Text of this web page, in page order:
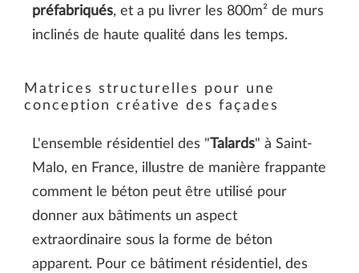
préfabriqués, et a pu livrer les 800m² de murs
inclinés de haute qualité dans les temps.
Matrices structurelles pour une
conception créative des façades
L'ensemble résidentiel des " Talards" à Saint-
Malo, en France, illustre de manière frappante
comment le béton peut être utilisé pour
donner aux bâtiments un aspect
extraordinaire sous la forme de béton
apparent. Pour ce bâtiment résidentiel, des